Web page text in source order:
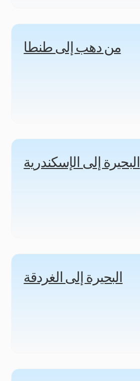
من دهب إلى طنطا
البحيرة إلى الإسكندرية
البحيرة إلى الغردقة